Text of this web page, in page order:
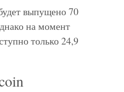
выпущено 70
на момент
только 24,9